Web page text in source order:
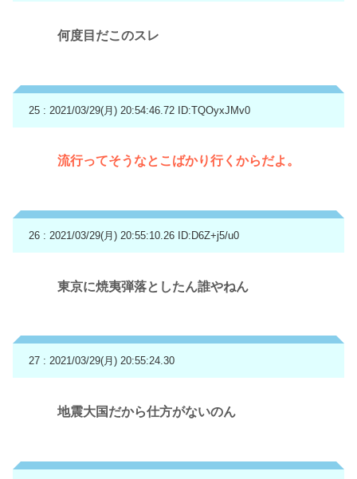
何度目だこのスレ
25 : 2021/03/29(月) 20:54:46.72 ID:TQOyxJMv0
流行ってそうなとこばかり行くからだよ。
26 : 2021/03/29(月) 20:55:10.26 ID:D6Z+j5/u0
東京に焼夷弾落としたん誰やねん
27 : 2021/03/29(月) 20:55:24.30
地震大国だから仕方がないのん